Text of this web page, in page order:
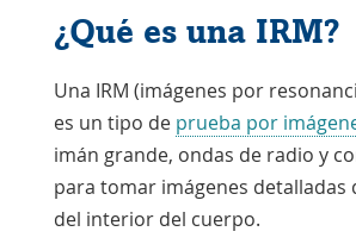
¿Qué es una IRM?
Una IRM (imágenes por
es un tipo de prueba por
imán grande, ondas de radio y
para tomar imágenes detalladas
del interior del cuerpo.